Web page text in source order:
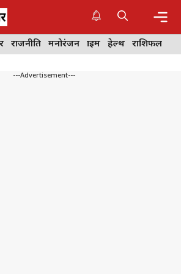
राजनीति मनोरंजन क्राइम हेल्थ राशिफल
---Advertisement---